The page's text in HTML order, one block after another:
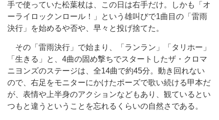
手で使っていた松葉杖は、この日は右手だけ。しかも「オ
ーライロックンロール！」という雄叫びで1曲目の「雷雨
決行」を始めるや否や、早々と投げ捨てた。
その「雷雨決行」で始まり、「ランラン」「タリホー」
「生きる」と、4曲の固め撃ちでスタートしたザ・クロマ
ニヨンズのステージは、全14曲で約45分。動き回れない
ので、右足をモニターにかけたポーズで歌い続ける甲本だ
が、表情や上半身のアクションなどもあり、観ているとい
つもと違うということを忘れるくらいの自然さである。